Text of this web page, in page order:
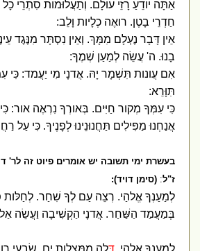
אַתָּה יודֵעַ רָזֵי עולָם. וְתַעֲלוּמות סִתְרֵי כָל
חַדְרֵי בָטֶן. רואֶה כְלָיות וָלֵב:
אֵין דָּבָר נֶעְלָם מִמָּךְ. וְאֵין נִסְתָּר מִנֶּגֶד
בָנוּ. ה' עֲשֵׂה לְמַעַן שְׁמֶךָ:
אִם עֲונות תִּשְׁמָר יָהּ. אֲדנָי מִי יַעֲמד: כִּי
תִּוָּרֵא:
כִּי עִמְּךָ מְקור חַיִּים. בְּאורְךָ נִרְאֶה אור: כִּי
אֲנַחְנוּ מַפִּילִים תַּחֲנוּנֵינוּ לְפָנֶיךָ. כִּי עַל
בעשרת ימי תשובה יש אומרים פיוט זה לר'
ז"ל:(סימן דויד):
לְמַעַנְךָ אֱלהַי. רְצֵה עַם לְךָ שִׁחַר. לְחַלּות
בְּמַעֲמַד הַשַּׁחַר. אֲדנָי הַקְשִׁיבָה וַעֲשֵׂה אַל
לְמַעַנְךָ אֱלהַי.דְּלֵה מִמְּצֻלות יָם. שְׂבֵעֵי רושׁ